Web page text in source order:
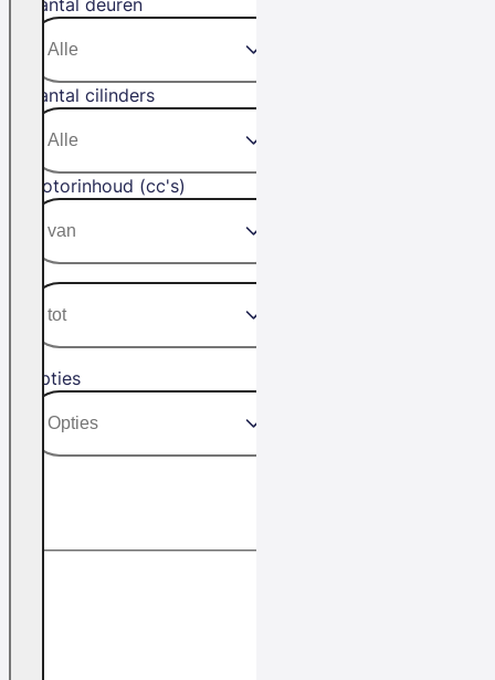
Aantal cilinders
Motorinhoud (cc's)
Opties